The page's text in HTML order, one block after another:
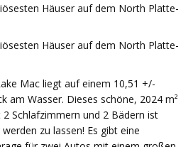
Häuser auf dem North Platte-
Häuser auf dem North Platte-
Lake McConaughy und das North Platte River Valley bieten ebenfalls hervorragende Möglichkeiten für Jäger. Dieses Gebiet ist berühmt für die Enten- und Gänsejagd. Neben der Jagd auf Wasservögel gibt es in der Gegend auch Kleinwild, Schädlinge, Weißwedelhirsche, Maultierhirsche und Gabelböcke. LandwirtschaftN/A Wasser-/Mineralrechte und natürliche RessourcenAlle zugehörigen Wasserrechte im Zusammenhang mit diesem Grundstück gehen bei Vertragsabschluss auf den Käufer über. Dieses Anwesen verfügt über einen Brunnen und ein Abwassersystem. Allgemeiner BetriebN/A Region und KlimaIn Keith County, Nebraska, fallen durchschnittlich 20 Zoll pro Jahr. Der US-Durchschnitt liegt bei 38 Zoll Regen pro Jahr. In Keith County fallen durchschnittlich 27 Zoll Schnee pro Jahr. Der US-Durchschnitt liegt bei 28 Zoll Schnee pro Jahr. Im Durchschnitt gibt es in Keith County 224 Sonnentage pro Jahr. Der US-Durchschnitt liegt bei 205 Sonnentagen. In Keith County gibt es durchschnittlich 68 Tage im Jahr Niederschläge. Niederschlag ist Regen, Schnee, Graupel oder Hagel, der auf den Boden fällt. Damit der Niederschlag gezählt werden kann, müssen Sie mindestens 0,01 Zoll auf dem Boden messen. Höhepunkte des Wetters Sommerhöchsttemperatur: Die Höchsttemperatur im Juli liegt bei etwa 89 Grad Wintertiefsttemperatur: Die Tiefsttemperatur im Januar liegt bei 14 Grad Regen: durchschnittlich 20 Zoll Regen pro Jahr Schnee: durchschnittlich 27 Zoll Schnee pro Jahr Geschichte „Geographie ist oft Schicksal. Das war schon immer so.“ mit Ogallala, einer Stadt, die an der Kreuzung der Hauptrouten der transkontinentalen Migrationen und der Viehwege nördlich von Texas entstand. Von 1870 bis 1885 war Ogallala das „Tor der nördlichen Ebenen“. Hartgesottene Viehzüchter aus Wyoming und Montana trafen sich in Ogallalas Hotel und Saloons mit texanischen Viehkönigen und verhandelten über die Viehpreise. Gold floss in Strömen über den Tisch, Alkohol über die Bar und gelegentlich Blut über den Boden, als eine Kugel einen unglücklichen Kuhhirten auf den Dielen von Tuck's Saloon in den Tod trieb. Die ersten nicht-einheimischen Besucher dieser Gegend waren die Fallensteller aus St. Louis. Als nächstes kamen die Pioniere, die dem Oregon Trail folgten. Um sie zu schützen, errichtete die Regierung entlang des Weges in regelmäßigen Abständen Festungen. Dann kam die Union Pacific Railroad. Es wird angenommen, dass Ogallala seinen Anfang um das Jahr 1867 hatte. Siedler begannen, der Eisenbahn nach Westen zu folgen, und die Viehzüchter begannen, ihr Vieh nach Ogallala zu treiben, um es nach Osten zu verschiffen oder an Viehzüchter in Montana und Wyoming zu verkaufen. Die frühe Geschichte von Ogallala war unspektakulär und versprach, nichts anderes als ein Abschnittshaus und ein Wassertank für die Eisenbahn zu sein. Dann, im Frühjahr 1868, erschienen drei Männer, um das Schicksal von Ogallala zu bestimmen. Diese Männer waren die Lonergan-Brüder und Louis Aufdengarten. Die Lonergan-Brüder kamen, um Bauarbeiten für die Union Pacific Railroad durchzuführen. Sie fanden die Ebenen nach ihrem Geschmack und interessierten sich daraufhin für Ogallala. Bis 1876 hatte sich Ogallala seit seinen Anfängen im Jahr 1868 kaum verändert. Die Geschäfte befanden sich alle südlich der Eisenbahnschienen und lagen an der sogenannten Railroad Street und dem Weg, der nach Süden zum Platte River führte. Entlang dieses Weges erstreckte sich der Rest der Stadt. Die Stadt bestand aus Saloons mit Namen wie The Cowboy's Rest und Crystal Palace. Das letzte Gebäude auf der Straße war das Ogallala House – ein Speisesaal, der wegen seiner hervorragenden Küche sehr beliebt ist. Es wurde von SS Gast betrieben. Im Jahr 1880 bestand Ogallala aus einem Gerichtsgebäude, einer Schule, einem Hotel, zwei Wohnhäusern und 25 ständigen Bewohnern. Das Lebenstempo im frühen Ogallala änderte sich mit den Jahreszeiten. Während der Wintermonate und des frühen Frühlings war das Leben eintönig und trostlos. Kurz nach dem 1. Juni herrschte in der Stadt reges Treiben, als die ersten Texas-Trail-Herden eintrafen. Während der drei Sommermonate boomte das Geschäft – zehn bis zwölf Herden mit jeweils zweihundert oder mehr Wanderarbeitern bevölkerten die Einrichtungen von Ogallala. Schlafräume und Mahlzeiten waren schwer zu finden, wenn die Wanderarbeiter in der Stadt waren. Die Aktivitäten in Ogallala gingen bis Ende August auf Hochtouren, dann waren die Texaner bereits auf dem Rückweg nach Texas; Im November hatte sich Ogallala wieder in ruhiger und friedlicher Ruhe niedergelassen. Ogallalas Bevölkerung aus Floatern, Spielern, Händlern und Tanzlokalwirtinnen zog nach Omaha oder Cheyenne, um den Winter zu verbringen. Ein Hotel, ein Versorgungshaus und ein einziger Saloon blieben den Winter über geöffnet. Die Gemeinde verfiel bis zum nächsten Frühjahr in einen Zustand der Belebung. In den Jahren 1882–1884 erreichten Siedler und Bauern Ogallala. Diese Männer wurden von der Union Pacific Railroad ermutigt, weil die Eisenbahn begann, ihr Land zu recht niedrigen Preisen zu verkaufen. Im Sommer 1884 kam es in Nebraska zu einer schweren Epidemie des Texas-Fiebers. Die Krankheit trat erstmals im Juli in der Nähe von Ogallala auf und wurde offenbar durch texanische Rinder eingeschleppt. Die Krankheit breitete sich schnell aus und verursachte bei den Viehzüchtern große Verluste. Die Viehzüchter hatten damit begonnen, teure Vollblutbullen in ihre Herden aufzunehmen. Diese Viehzüchter forderten, dass texanische Rinder aus Nebraska ausgeschlossen werden. Dieses Verbot von Tex